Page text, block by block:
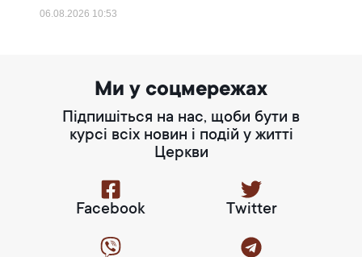
06.08.2026 10:53
Ми у соцмережах
Підпишіться на нас, щоби бути в
курсі всіх новин і подій у житті
Церкви
Facebook Twitter